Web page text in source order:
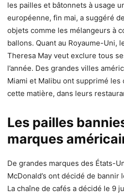
les pailles et bâtonnets à usage
européenne, fin mai, a suggéré
objets comme les mélangeurs à
ballons. Quant au Royaume-Uni,
Theresa May veut exclure tous
l’année. Des grandes villes
Miami et Malibu ont supprimé
cette matière, dans leurs
Les pailles
marques
De grandes marques des États-
McDonald’s ont décidé de
La chaîne de cafés a décidé le 9